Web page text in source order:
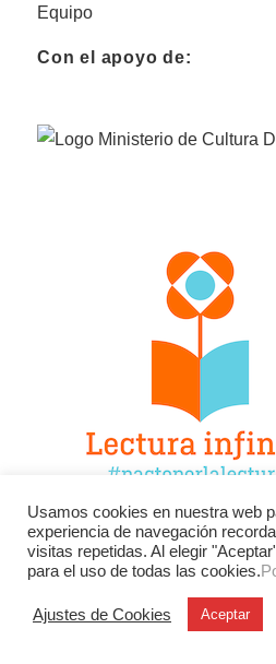
Equipo
Con el apoyo de:
Facebook Twitter
YouTube
LinkedIn
Usamos cookies en nuestra web
experiencia de navegación
visitas repetidas. Al elegir
para el uso de todas las cookies.
Ajustes de Cookies Aceptar